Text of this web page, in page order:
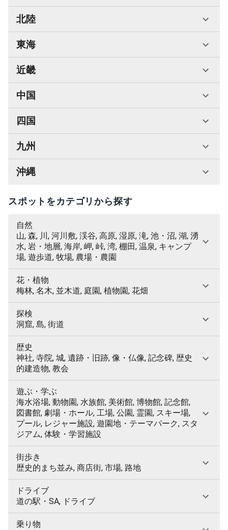
北陸
東海
近畿
中国
四国
九州
沖縄
スポットをカテゴリから探す
自然
山, 森, 川, 河川敷, 渓谷, 高原, 湿原, 滝, 池・沼, 湖, 湧
水, 岩・地層, 海岸, 岬, 峠, 湾, 棚田, 温泉, キャンプ
場, 遊歩道, 牧場, 農場・農園
花・植物
梅林, 名木, 並木道, 庭園, 植物園, 花畑
探検
洞窟, 島, 街道
歴史
神社, 寺院, 城, 遺跡・旧跡, 像・仏像, 記念碑, 歴史
的建造物, 教会
遊ぶ・学ぶ
海水浴場, 動物園, 水族館, 美術館, 博物館, 記念館,
図書館, 劇場・ホール, 工場, 公園, 霊園, スキー場,
プール, レジャー施設, 遊園地・テーマパーク, スタ
ジアム, 体験・学習施設
街歩き
歴史的まち並み, 商店街, 市場, 路地
ドライブ
道の駅・SA, ドライブ
乗り物